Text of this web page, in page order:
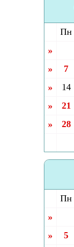
Пн
»
»
7
»
14
»
21
»
28
Пн
»
»
5